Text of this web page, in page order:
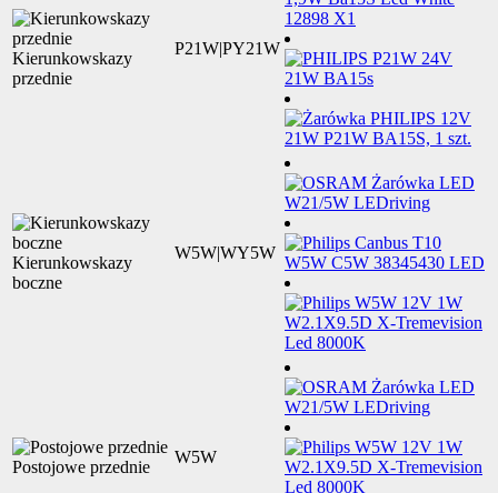
Kierunkowskazy
przednie
P21W|PY21W
Kierunkowskazy
boczne
W5W|WY5W
Postojowe przednie
W5W